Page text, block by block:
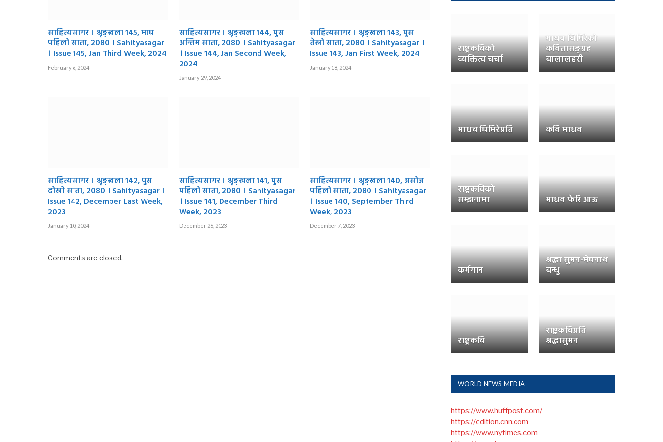
साहित्यसागर । श्रृङ्खला १४५, माघ
पहिलो साता, २०८० । Sahityasagar
। Issue 145, Jan Third Week, 2024
February 6, 2024
साहित्यसागर । श्रृङ्खला १४४, पुस
अन्तिम साता, २०८० । Sahityasagar
। Issue 144, Jan Second Week,
2024
January 29, 2024
साहित्यसागर । श्रृङ्खला १४३, पुस
तेस्रो साता, २०८० । Sahityasagar ।
Issue 143, Jan First Week, 2024
January 18, 2024
साहित्यसागर । श्रृङ्खला १४२, पुस
दोस्रो साता, २०८० । Sahityasagar ।
Issue 142, December Last Week,
2023
January 10, 2024
साहित्यसागर । श्रृङ्खला १४१, पुस
पहिलो साता, २०८० । Sahityasagar
। Issue 141, December Third
Week, 2023
December 26, 2023
साहित्यसागर । श्रृङ्खला १४०, असोज
पहिलो साता, २०८० । Sahityasagar
। Issue 140, September Third
Week, 2023
December 7, 2023
Comments are closed.
राष्ट्रकविको
व्यक्तित्व चर्चा
माधव घिमिरेको
कवितासङ्ग्रह
बालालहरी
माधव घिमिरेप्रति कवि माधव
राष्ट्रकविको
सम्झनामा माधव फेरि आऊ
कर्मगान
श्रद्धा सुमन-मेघनाथ
बन्धु
राष्ट्रकवि
राष्ट्रकविप्रति
श्रद्धासुमन
WORLD NEWS MEDIA
https://www.huffpost.com/
https://edition.cnn.com
https://www.nytimes.com